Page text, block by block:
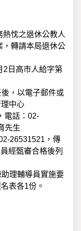
忱之退休公教人
，轉請本局退休公
2日高市人給字第
，以電子郵件或
中心
電話：02-
先生
26531521，傳
經甄審合格後列
理輔導員實施要
表各1份。